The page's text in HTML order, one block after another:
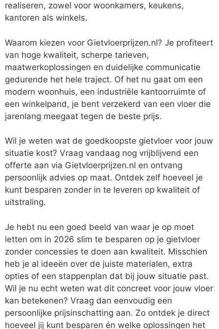
realiseren, zowel voor woonkamers, keukens,
kantoren als winkels.
Waarom kiezen voor Gietvloerprijzen.nl? Je profiteert
van hoge kwaliteit, scherpe tarieven,
maatwerkoplossingen en duidelijke communicatie
gedurende het hele traject. Of het nu gaat om een
modern woonhuis, een industriële kantoorruimte of
een winkelpand, je bent verzekerd van een vloer die
jarenlang meegaat tegen de beste prijs.
Wil je weten wat de goedkoopste gietvloer voor jouw
situatie kost? Vraag vandaag nog vrijblijvend een
offerte aan via Gietvloerprijzen.nl en ontvang
persoonlijk advies op maat. Ontdek zelf hoeveel je
kunt besparen zonder in te leveren op kwaliteit of
uitstraling.
Je hebt nu een goed beeld van waar je op moet
letten om in 2026 slim te besparen op je gietvloer
zonder concessies te doen aan kwaliteit. Misschien
heb je al ideeën over de juiste materialen, extra
opties of een stappenplan dat bij jouw situatie past.
Wil je nu echt weten wat dit concreet voor jouw vloer
kan betekenen? Vraag dan eenvoudig een
persoonlijke prijsinschatting aan. Zo ontdek je direct
hoeveel jij kunt besparen én welke oplossingen het